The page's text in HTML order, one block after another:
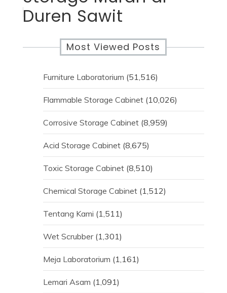
Duren Sawit
Most Viewed Posts
Furniture Laboratorium (51,516)
Flammable Storage Cabinet (10,026)
Corrosive Storage Cabinet (8,959)
Acid Storage Cabinet (8,675)
Toxic Storage Cabinet (8,510)
Chemical Storage Cabinet (1,512)
Tentang Kami (1,511)
Wet Scrubber (1,301)
Meja Laboratorium (1,161)
Lemari Asam (1,091)